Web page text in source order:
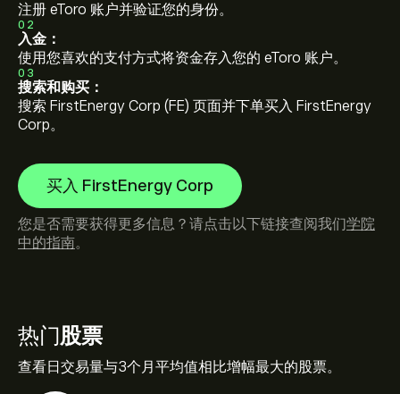
热门股票
查看日交易量与3个月平均值相比增幅最大的股票。
注册 eToro 账户并验证您的身份。
02
入金：
使用您喜欢的支付方式将资金存入您的 eToro 账户。
03
搜索和购买：
搜索 FirstEnergy Corp (FE) 页面并下单买入 FirstEnergy
Corp。
买入 FirstEnergy Corp
您是否需要获得更多信息？请点击以下链接查阅我们学院
中的指南。